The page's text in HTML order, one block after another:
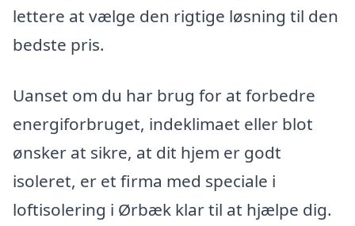
lettere at vælge den rigtige løsning til den
bedste pris.
Uanset om du har brug for at forbedre
energiforbruget, indeklimaet eller blot
ønsker at sikre, at dit hjem er godt
isoleret, er et firma med speciale i
loftisolering i Ørbæk klar til at hjælpe dig.